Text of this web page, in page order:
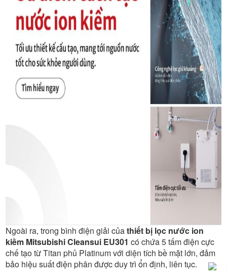
Ngoài ra, trong bình điện giải củathiết bị lọc nước ion
kiềm Mitsubishi Cleansui EU301 có chứa 5 tấm điện cực
chế tạo từ Titan phủ Platinum với diện tích bề mặt lớn, đảm
bảo hiệu suất điện phân được duy trì ổn định, liên tục.